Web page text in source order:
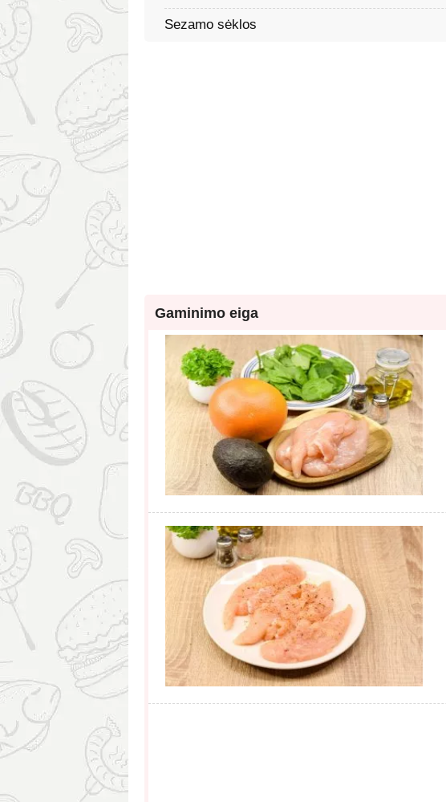
Sezamo sėklos
Gaminimo eiga